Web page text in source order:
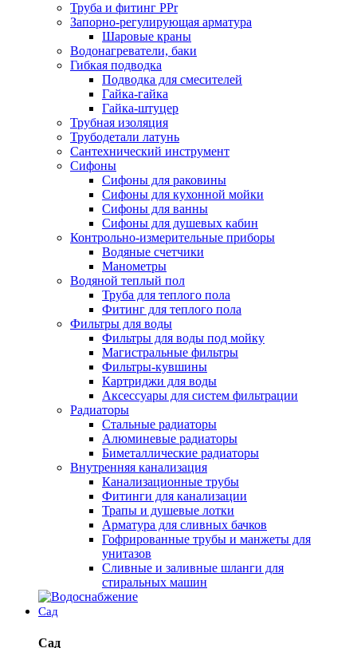
Труба и фитинг PPr
Запорно-регулирующая арматура
Шаровые краны
Водонагреватели, баки
Гибкая подводка
Подводка для смесителей
Гайка-гайка
Гайка-штуцер
Трубная изоляция
Трубодетали латунь
Сантехнический инструмент
Сифоны
Сифоны для раковины
Сифоны для кухонной мойки
Сифоны для ванны
Сифоны для душевых кабин
Контрольно-измерительные приборы
Водяные счетчики
Манометры
Водяной теплый пол
Труба для теплого пола
Фитинг для теплого пола
Фильтры для воды
Фильтры для воды под мойку
Магистральные фильтры
Фильтры-кувшины
Картриджи для воды
Аксессуары для систем фильтрации
Радиаторы
Стальные радиаторы
Алюминевые радиаторы
Биметаллические радиаторы
Внутренняя канализация
Канализационные трубы
Фитинги для канализации
Трапы и душевые лотки
Арматура для сливных бачков
Гофрированные трубы и манжеты для
унитазов
Сливные и заливные шланги для
стиральных машин
Сад
Сад